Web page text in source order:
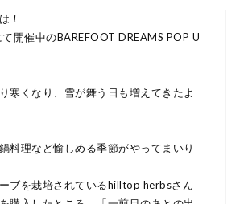
！
開催中のBAREFOOT DREAMS POP U
寒くなり、雪が舞う日も増えてきたよ
料理など愉しめる季節がやってまいり
ブを栽培されているhilltop herbsさん